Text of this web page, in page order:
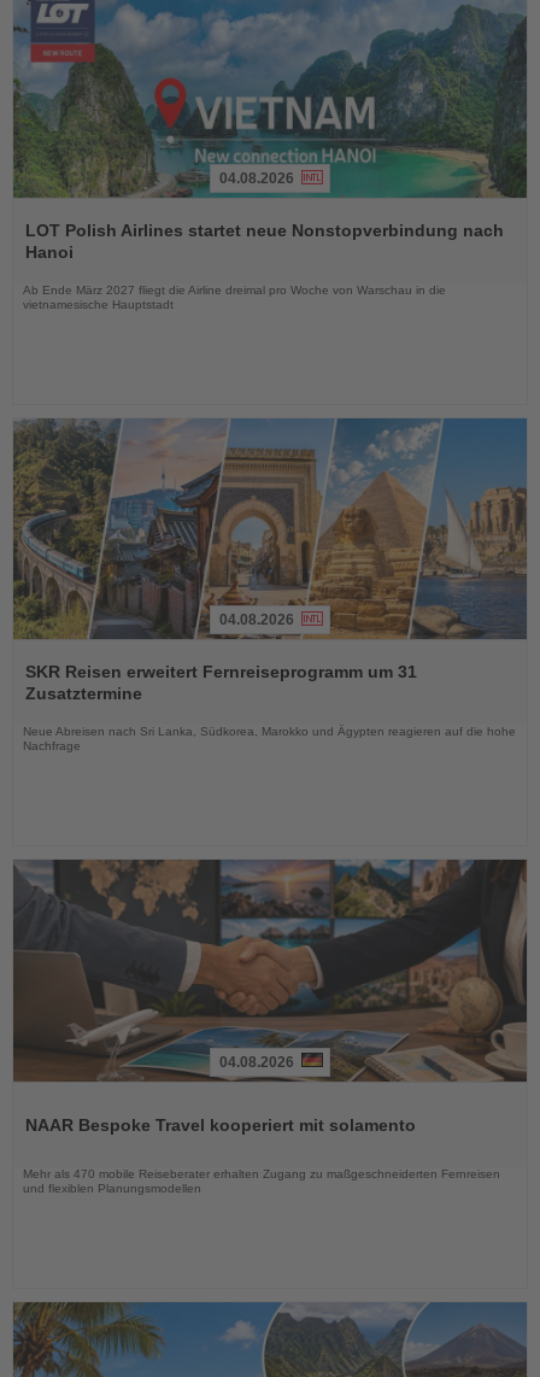
Sie
die
04.08.2026
LOT Polish Airlines startet neue Nonstopverbindung nach
Hanoi
Ab Ende März 2027 fliegt die Airline dreimal pro Woche von Warschau in die
vietnamesische Hauptstadt
Sie
die
04.08.2026
SKR Reisen erweitert Fernreiseprogramm um 31
Zusatztermine
Neue Abreisen nach Sri Lanka, Südkorea, Marokko und Ägypten reagieren auf die hohe
Nachfrage
die
04.08.2026
NAAR Bespoke Travel kooperiert mit solamento
Mehr als 470 mobile Reiseberater erhalten Zugang zu maßgeschneiderten Fernreisen
und flexiblen Planungsmodellen